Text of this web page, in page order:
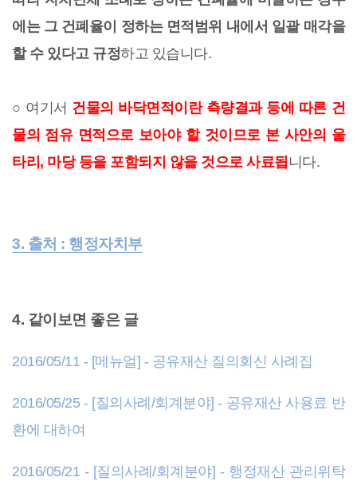
에는 그 건폐율이 정하는 면적범위 내에서 일괄 매각을
할 수 있다고 규정하고 있습니다.
○ 여기서 건물의 바닥면적이란 측량결과 등에 따른 건
물의 점유 면적으로 보아야 할 것이므로 본 사안의 울
타리, 마당 등을 포함되지 않을 것으로 사료됩 니다.
3. 출처 : 행정자치부
4. 같이보면 좋은 글
2016/05/11 - [메뉴얼] - 공유재산 질의회신 사례집
2016/05/25 - [질의사례/회계분야] - 공유재산 사용료 반
환에 대하여
2016/05/21 - [질의사례/회계분야] - 행정재산 관리위탁